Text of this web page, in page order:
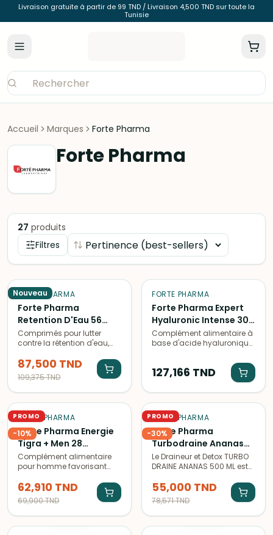
Livraison gratuite à partir de 99 TND / Livraison 4,500 TND sur toute la
Tunisie
Accueil Marques Forte Pharma
Forte Pharma
27 produits
Filtres
-20%
Nouveau
FORTE PHARMA
Forte Pharma
Retention D'Eau 56
Comprimes
Comprimés pour lutter
contre la rétention d'eau,
toxines et des excès d'eau
pour une sensation de
légèreté.
87,500 TND
109,375TND
FORTE PHARMA
Forte Pharma Expert
Hyaluronic Intense 30
Gelules
Complément alimentaire à
base d'acide hyaluronique
repulpée. Idéal pour lutter
contre les signes de l'âge.
127,166 TND
PROMO
-10%
FORTE PHARMA
Forte Pharma Energie
Tigra + Men 28
Comprimes 32 g
Complément alimentaire
pour homme favorisant
de plantes et de vitamines.
Idéal pour retrouver forme
et dynamisme au
quotidien.
62,910 TND
69,900TND
PROMO
-30%
FORTE PHARMA
Forte Pharma
Turbodraine Ananas
500 ml
Le Draineur et Detox TURBO
DRAINE ANANAS 500 ML est
alimentaire à base
d'ananas pour aider à
éliminer les toxines et
favoriser la perte de poids.
55,000 TND
78,571TND